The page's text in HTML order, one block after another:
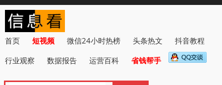
首页 短视频 微信24小时热榜 头条热文
抖音教程
行业观察
数据报告 运营百科 省钱帮手